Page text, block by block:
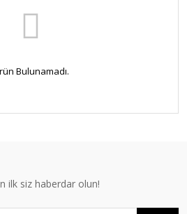
Bulunamadı.
ilk siz haberdar olun!